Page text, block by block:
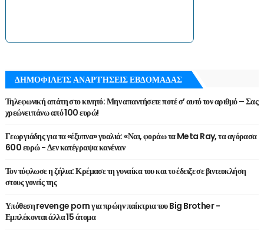
ΔΗΜΟΦΙΛΕΊΣ ΑΝΑΡΤΉΣΕΙΣ ΕΒΔΟΜΑΔΑΣ
Τηλεφωνική απάτη στο κινητό: Μην απαντήσετε ποτέ σ’ αυτό τον αριθμό – Σας
χρεώνει πάνω από 100 ευρώ!
Γεωργιάδης για τα «έξυπνα» γυαλιά: «Ναι, φοράω τα Meta Ray, τα αγόρασα
600 ευρώ - Δεν κατέγραψα κανέναν
Τον τύφλωσε η ζήλια: Κρέμασε τη γυναίκα του και το έδειξε σε βιντεοκλήση
στους γονείς της
Υπόθεση revenge porn για πρώην παίκτρια του Big Brother -
Εμπλέκονται άλλα 15 άτομα